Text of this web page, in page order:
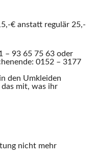
€ anstatt regulär 25,-
– 93 65 75 63 oder
0152 – 3177
den Umkleiden
mit, was ihr
nicht mehr